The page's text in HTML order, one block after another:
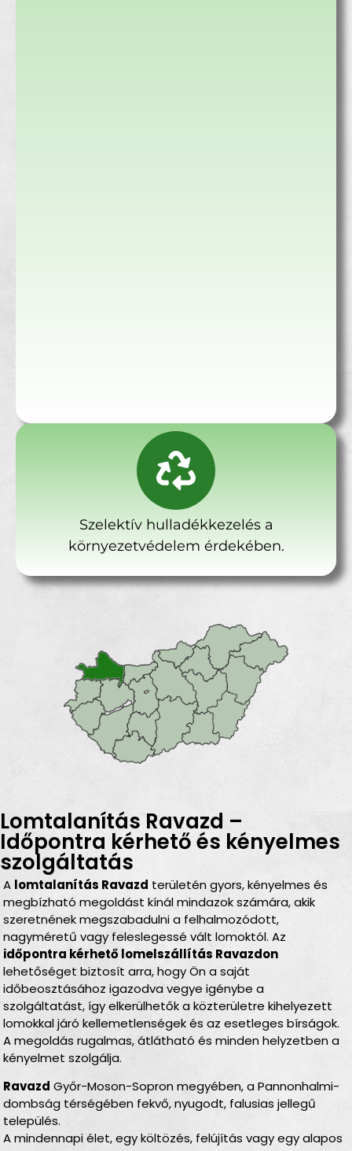
Szelektív hulladékkezelés a
környezetvédelem érdekében.
Lomtalanítás Ravazd –
Időpontra kérhető és kényelmes
szolgáltatás
A lomtalanítás Ravazd területén gyors, kényelmes és
megbízható megoldást kínál mindazok számára, akik
szeretnének megszabadulni a felhalmozódott,
nagyméretű vagy feleslegessé vált lomoktól. Az
időpontra kérhető lomelszállítás Ravazdon
lehetőséget biztosít arra, hogy Ön a saját
időbeosztásához igazodva vegye igénybe a
szolgáltatást, így elkerülhetők a közterületre kihelyezett
lomokkal járó kellemetlenségek és az esetleges bírságok.
A megoldás rugalmas, átlátható és minden helyzetben a
kényelmet szolgálja.
Ravazd Győr-Moson-Sopron megyében, a Pannonhalmi-
dombság térségében fekvő, nyugodt, falusias jellegű
település.
A mindennapi élet, egy költözés, felújítás vagy egy alapos